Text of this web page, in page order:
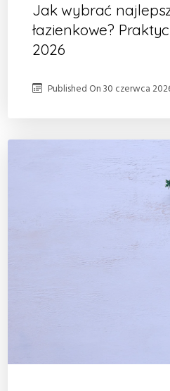
Jak wybrać
łazienkowe?
2026
Published On30 czerwca